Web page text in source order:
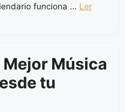
funciona … Ler
Música
tu